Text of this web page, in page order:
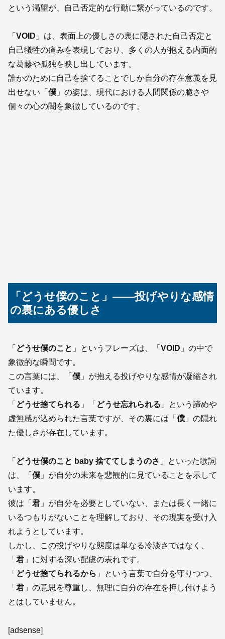
という渇望が、自己否定的な行動に繋がっているのです。
「 VOID 」は、表面上の優しさの裏に隠された自己否定と
自己犠牲の痛みを表現しており、多くの人が抱える内面的
な葛藤や孤独を映し出しています。
誰かのために自己を捨てることでしか自分の存在意義を見
出せない「 僕 」の姿は、現代における人間関係の脆さや
個々の心の闇を象徴しているのです。
「どうせ僕のこと」――投げやりな感情
の裏にある優しさ
「 どうせ僕のこと 」というフレーズは、「 VOID 」の中で
象徴的な瞬間です。
この言葉には、「 僕 」が抱える投げやりな感情が凝縮され
ています。
「 どうせ捨てられる 」「 どうせ忘れられる 」という諦めや
虚無感が込められた言葉ですが、その裏には「 僕 」の隠れ
た優しさが存在しています。
「 どうせ僕のこと baby 捨ててしまうのさ 」といった歌詞
は、「 僕 」が自分の未来を悲観的に見ていることを示して
います。
彼は「 君 」が自分を必要としていない、または長く一緒に
いるつもりがないことを理解しており、その現実を受け入
れようとしています。
しかし、この投げやりな態度は単なる冷淡さではなく、
「 君 」に対する深い配慮の表れです。
「 どうせ捨てられるから 」という言葉で自分を守りつつ、
「 君 」の意思を尊重し、無理に自分の存在を押し付けよう
とはしていません。
[adsense]